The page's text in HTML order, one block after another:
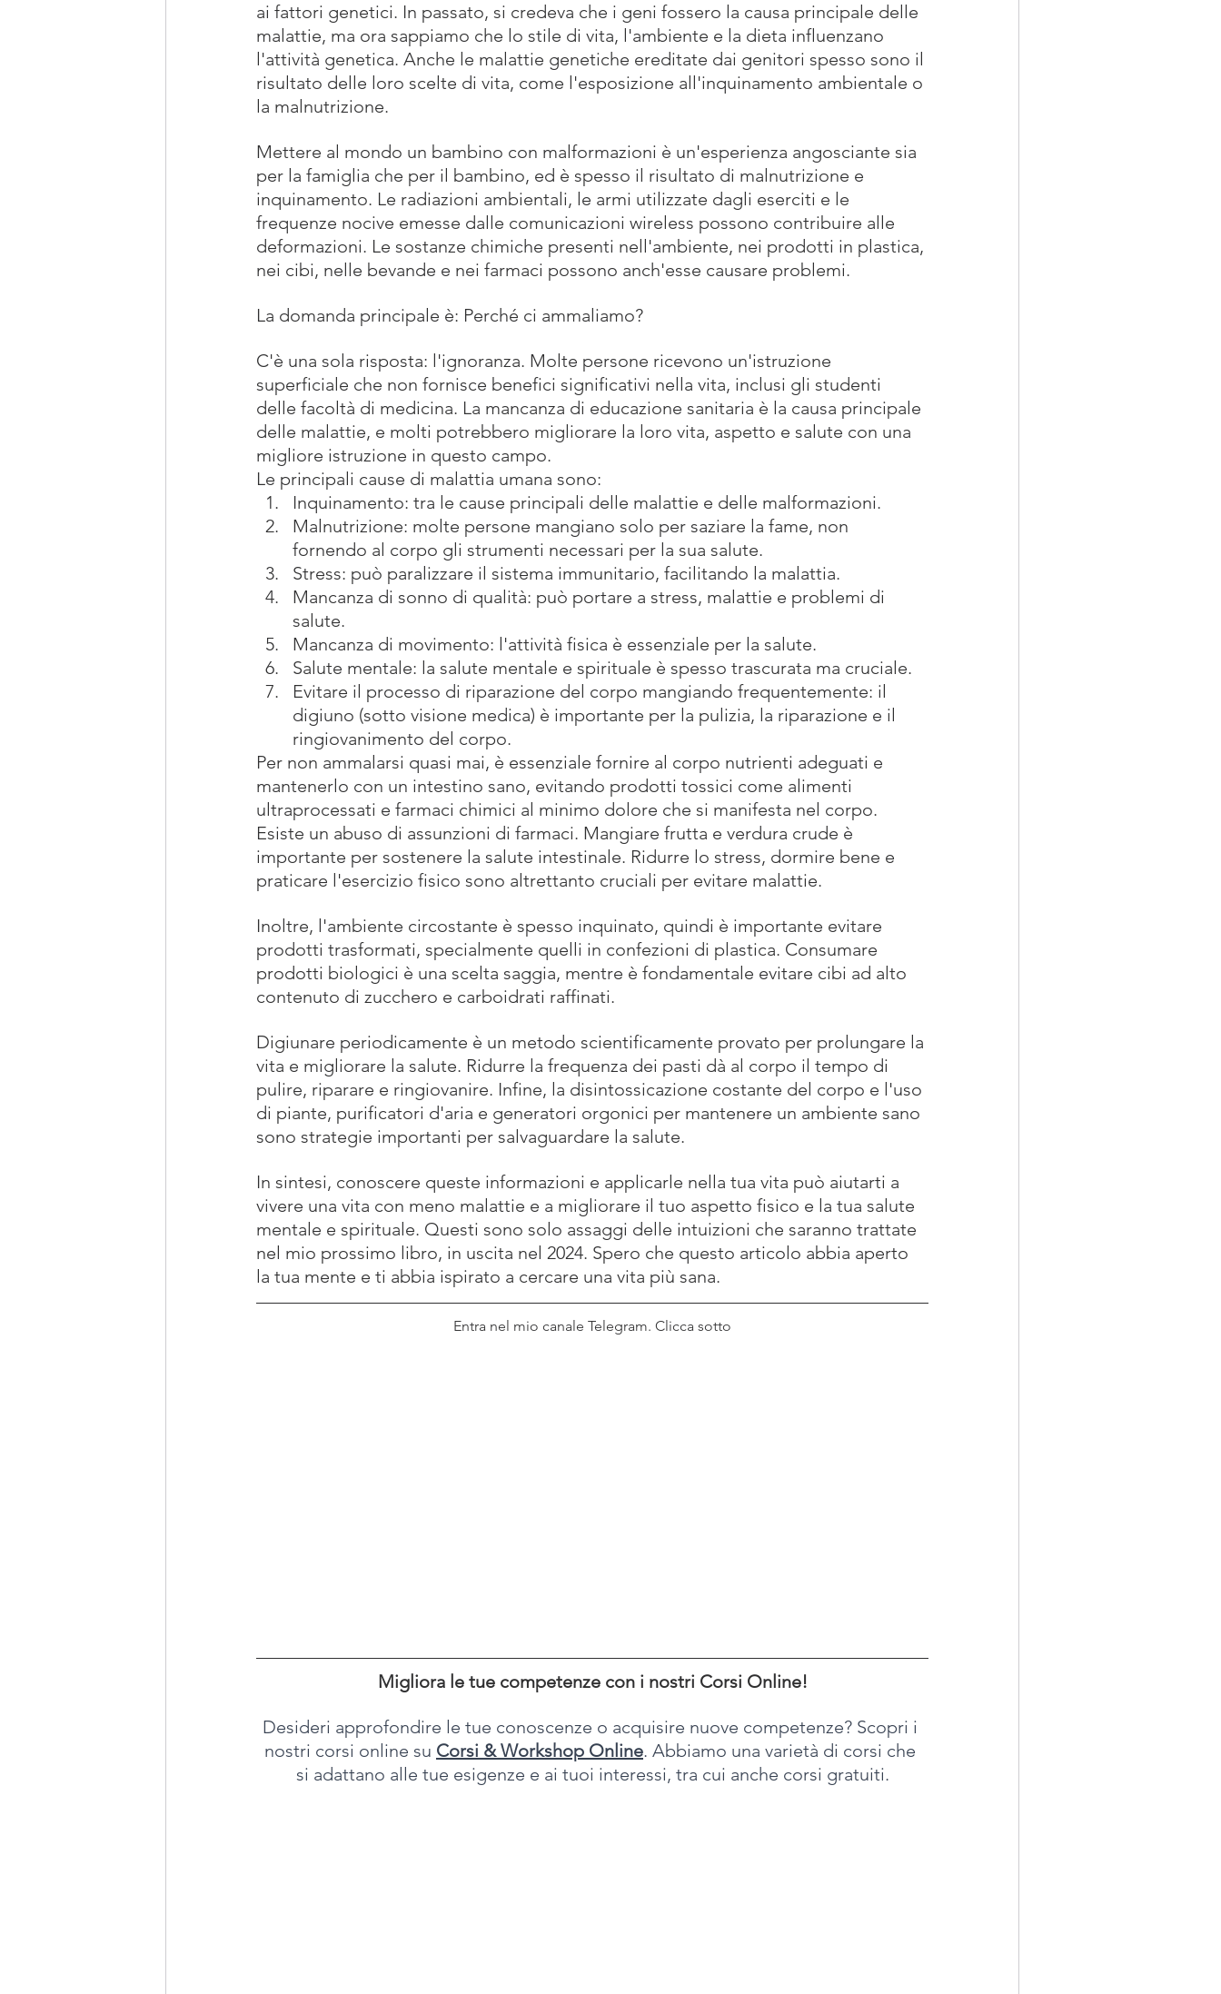
ai fattori genetici. In passato, si credeva che i geni fossero la causa principale delle
malattie, ma ora sappiamo che lo stile di vita, l'ambiente e la dieta influenzano
l'attività genetica. Anche le malattie genetiche ereditate dai genitori spesso sono il
risultato delle loro scelte di vita, come l'esposizione all'inquinamento ambientale o
la malnutrizione.
Mettere al mondo un bambino con malformazioni è un'esperienza angosciante sia
per la famiglia che per il bambino, ed è spesso il risultato di malnutrizione e
inquinamento. Le radiazioni ambientali, le armi utilizzate dagli eserciti e le
frequenze nocive emesse dalle comunicazioni wireless possono contribuire alle
deformazioni. Le sostanze chimiche presenti nell'ambiente, nei prodotti in plastica,
nei cibi, nelle bevande e nei farmaci possono anch'esse causare problemi.
La domanda principale è: Perché ci ammaliamo?
C'è una sola risposta: l'ignoranza. Molte persone ricevono un'istruzione
superficiale che non fornisce benefici significativi nella vita, inclusi gli studenti
delle facoltà di medicina. La mancanza di educazione sanitaria è la causa principale
delle malattie, e molti potrebbero migliorare la loro vita, aspetto e salute con una
migliore istruzione in questo campo.
Le principali cause di malattia umana sono:
Inquinamento: tra le cause principali delle malattie e delle malformazioni.
Malnutrizione: molte persone mangiano solo per saziare la fame, non
fornendo al corpo gli strumenti necessari per la sua salute.
Stress: può paralizzare il sistema immunitario, facilitando la malattia.
Mancanza di sonno di qualità: può portare a stress, malattie e problemi di
salute.
Mancanza di movimento: l'attività fisica è essenziale per la salute.
Salute mentale: la salute mentale e spirituale è spesso trascurata ma cruciale.
Evitare il processo di riparazione del corpo mangiando frequentemente: il
digiuno (sotto visione medica) è importante per la pulizia, la riparazione e il
ringiovanimento del corpo.
Per non ammalarsi quasi mai, è essenziale fornire al corpo nutrienti adeguati e
mantenerlo con un intestino sano, evitando prodotti tossici come alimenti
ultraprocessati e farmaci chimici al minimo dolore che si manifesta nel corpo.
Esiste un abuso di assunzioni di farmaci. Mangiare frutta e verdura crude è
importante per sostenere la salute intestinale. Ridurre lo stress, dormire bene e
praticare l'esercizio fisico sono altrettanto cruciali per evitare malattie.
Inoltre, l'ambiente circostante è spesso inquinato, quindi è importante evitare
prodotti trasformati, specialmente quelli in confezioni di plastica. Consumare
prodotti biologici è una scelta saggia, mentre è fondamentale evitare cibi ad alto
contenuto di zucchero e carboidrati raffinati.
Digiunare periodicamente è un metodo scientificamente provato per prolungare la
vita e migliorare la salute. Ridurre la frequenza dei pasti dà al corpo il tempo di
pulire, riparare e ringiovanire. Infine, la disintossicazione costante del corpo e l'uso
di piante, purificatori d'aria e generatori orgonici per mantenere un ambiente sano
sono strategie importanti per salvaguardare la salute.
In sintesi, conoscere queste informazioni e applicarle nella tua vita può aiutarti a
vivere una vita con meno malattie e a migliorare il tuo aspetto fisico e la tua salute
mentale e spirituale. Questi sono solo assaggi delle intuizioni che saranno trattate
nel mio prossimo libro, in uscita nel 2024. Spero che questo articolo abbia aperto
la tua mente e ti abbia ispirato a cercare una vita più sana.
Entra nel mio canale Telegram. Clicca sotto
Migliora le tue competenze con i nostri Corsi Online!
Desideri approfondire le tue conoscenze o acquisire nuove competenze? Scopri i
nostri corsi online su Corsi & Workshop Online. Abbiamo una varietà di corsi che
si adattano alle tue esigenze e ai tuoi interessi, tra cui anche corsi gratuiti.